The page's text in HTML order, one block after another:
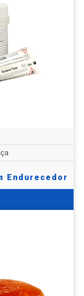
Endurecedor